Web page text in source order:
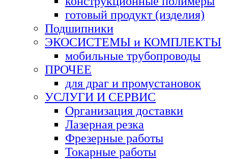
готовый продукт (изделия)
Подшипники
ЭКОСИСТЕМЫ и КОМПЛЕКТЫ
мобильные трубопроводы
ПРОЧЕЕ
для драг и промустановок
УСЛУГИ И СЕРВИС
Организация доставки
Лазерная резка
Фрезерные работы
Токарные работы